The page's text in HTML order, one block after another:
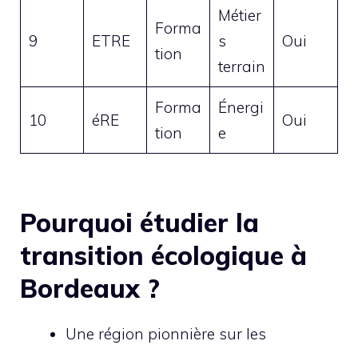
9 ETRE
Forma
tion
Métier
s
terrain
Oui
10 éRE
Forma
tion
Énergi
e
Oui
Pourquoi étudier la
transition écologique à
Bordeaux ?
Une région pionnière sur les